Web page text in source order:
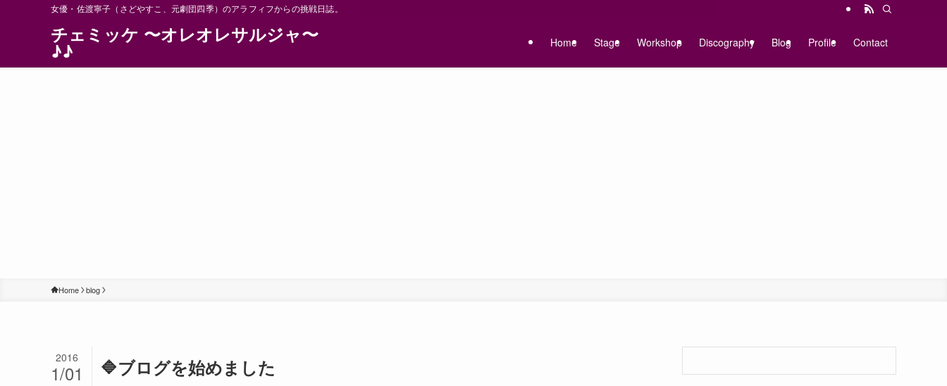
女優・佐渡寧子（さどやすこ、元劇団四季）のアラフィフからの挑戦日誌。
チェミッケ 〜オレオレサルジャ〜
♪♪ Home Stage Workshop Discography Blog Profile Contact
Home blog
🔷ブログを始めました
2016
1/01